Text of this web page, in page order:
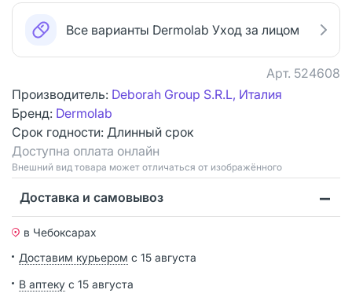
Все варианты Dermolab Уход за лицом
Арт. 524608
Производитель: Deborah Group S.R.L, Италия
Бренд: Dermolab
Срок годности: Длинный срок
Доступна оплата онлайн
Bнешний вид товара может отличаться от изображённого
Доставка и самовывоз
в Чебоксарах
Доставим курьером с 15 августа
В аптеку с 15 августа